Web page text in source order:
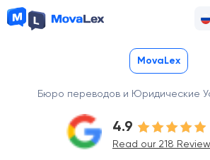
MovaLex
Бюро переводов и Юридические
4.9
Read our 218